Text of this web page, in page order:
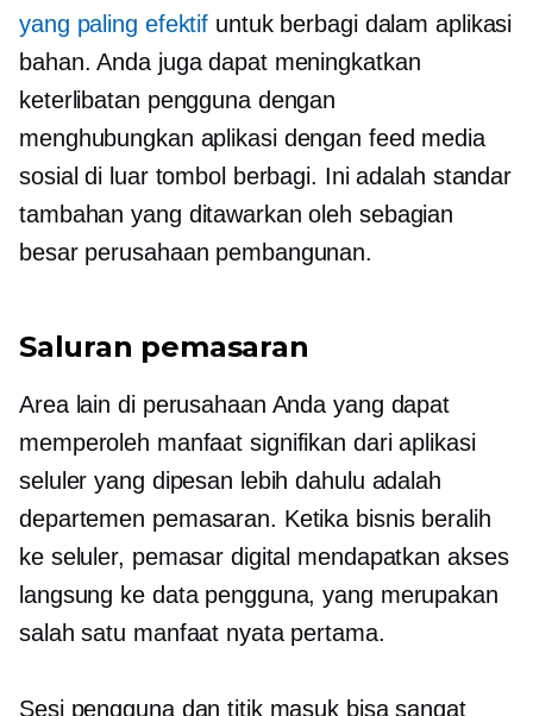
yang paling efektif untuk berbagi dalam aplikasi
bahan. Anda juga dapat meningkatkan
keterlibatan pengguna dengan
menghubungkan aplikasi dengan feed media
sosial di luar tombol berbagi. Ini adalah standar
tambahan yang ditawarkan oleh sebagian
besar perusahaan pembangunan.
Saluran pemasaran
Area lain di perusahaan Anda yang dapat
memperoleh manfaat signifikan dari aplikasi
seluler yang dipesan lebih dahulu adalah
departemen pemasaran. Ketika bisnis beralih
ke seluler, pemasar digital mendapatkan akses
langsung ke data pengguna, yang merupakan
salah satu manfaat nyata pertama.
Sesi pengguna dan titik masuk bisa sangat